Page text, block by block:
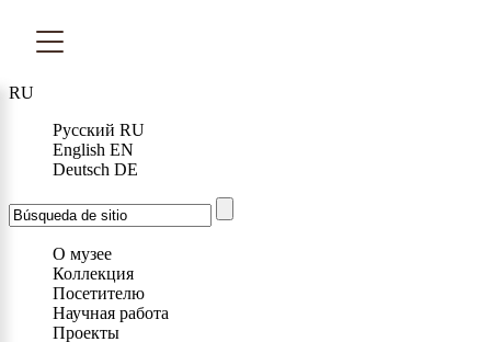
RU
Русский RU
English EN
Deutsch DE
О музее
Коллекция
Посетителю
Научная работа
Проекты